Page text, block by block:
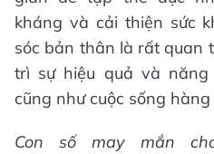
kháng và cải thiện sức
sóc bản thân là rất quan
trì sự hiệu quả và năng
cũng như cuộc sống hàng
Con số may mắn